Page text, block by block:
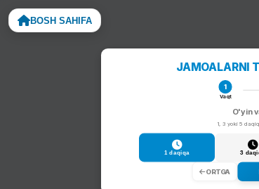
BOSH SAHIFA
JAMOALARNI
1
Vaqt
O'yin
1, 3 yoki 5
1 daqiqa 3
ORTGA